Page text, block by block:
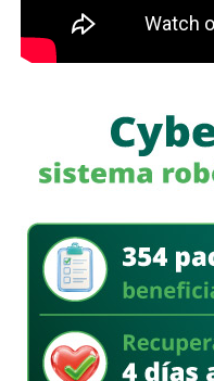
a quienes se les ha
regularización.
deja a los propios
vulnerabilidad,al no
previstas por la
“Es la empresa la que
locales establecen y